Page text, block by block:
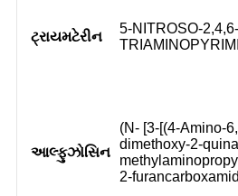
ટ્રાયમટેરીન
5-NITROSO-2,4,6-
આલ્ફુઝોસિન
(N- [3-[(4-Amino-
dimethoxy-2-
2-